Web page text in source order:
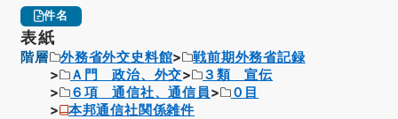
件名
表紙
階層 外務省外交史料館
戦前期外務省記録
Ａ門 政治、外交
３類 宣伝
６項 通信社、通信員
０目
本邦通信社関係雑件